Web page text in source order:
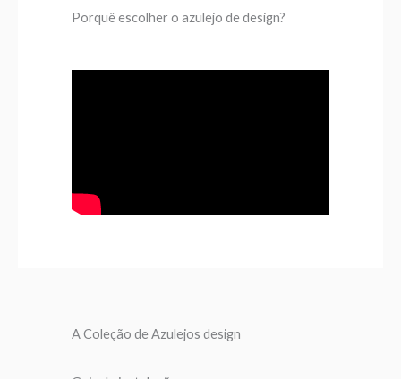
Porquê escolher o azulejo de design?
A Coleção de Azulejos design